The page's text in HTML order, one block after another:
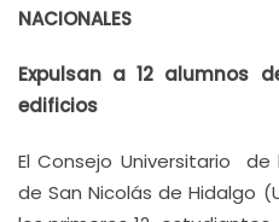
NACIONALES
Expulsan a 12 alumnos
edificios
El Consejo Universitario de
de San Nicolás de Hidalgo